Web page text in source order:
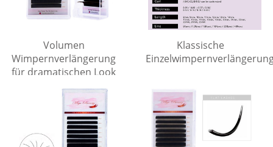
Volumen
Wimpernverlängerung
für dramatischen Look
Klassische